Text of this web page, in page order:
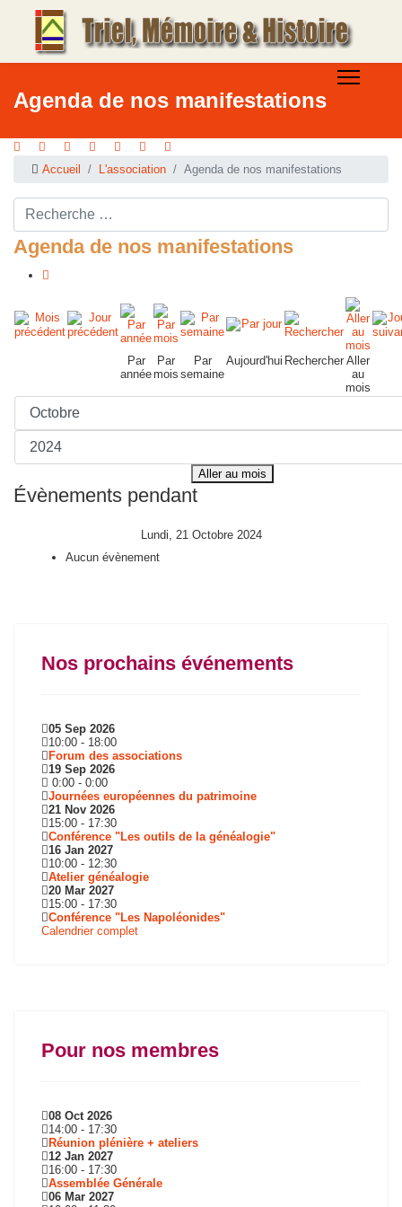
Agenda de nos manifestations
Accueil L'association Agenda de nos manifestations
Rechercher ...
Agenda de nos manifestations
Par
année
Par
mois
Par
semaine
Aujourd'hui Rechercher Aller
au
mois
Aller au mois
Évènements pendant
Lundi, 21 Octobre 2024
Aucun évènement
Nos prochains événements
05 Sep 2026
10:00 - 18:00
Forum des associations
19 Sep 2026
0:00 - 0:00
Journées européennes du patrimoine
21 Nov 2026
15:00 - 17:30
Conférence "Les outils de la généalogie"
16 Jan 2027
10:00 - 12:30
Atelier généalogie
20 Mar 2027
15:00 - 17:30
Conférence "Les Napoléonides"
Calendrier complet
Pour nos membres
08 Oct 2026
14:00 - 17:30
Réunion plénière + ateliers
12 Jan 2027
16:00 - 17:30
Assemblée Générale
06 Mar 2027